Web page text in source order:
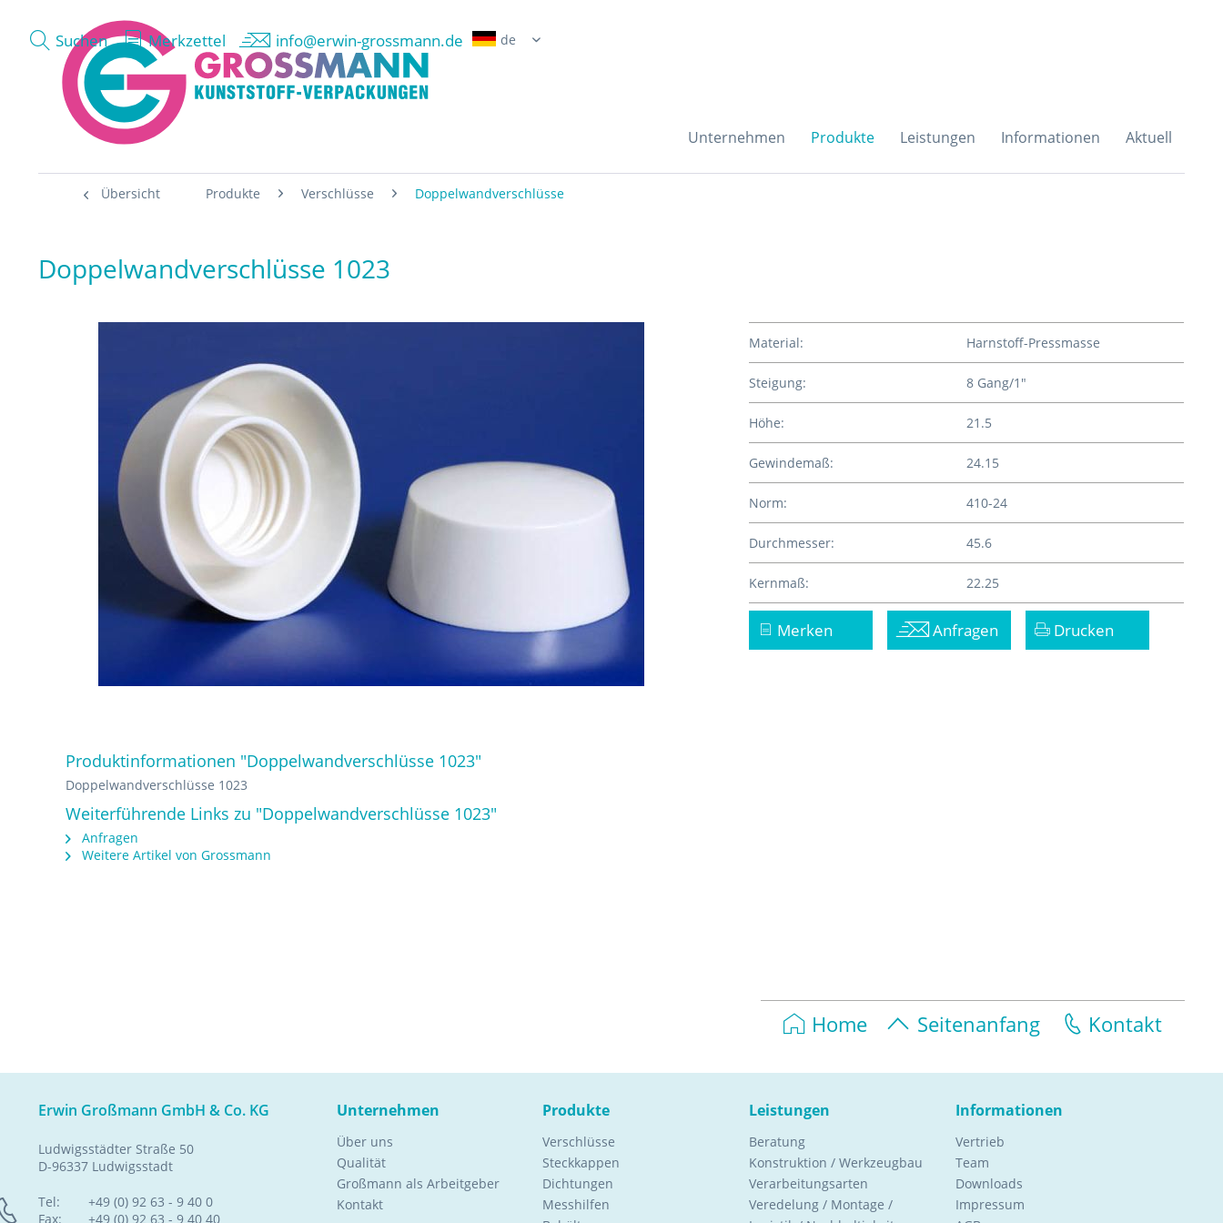
Suchen Merkzettel info@erwin-grossmann.de
Unternehmen Produkte Leistungen Informationen Aktuell
Übersicht Produkte Verschlüsse Doppelwandverschlüsse
Doppelwandverschlüsse 1023
Produktinformationen "Doppelwandverschlüsse 1023"
Doppelwandverschlüsse 1023
Weiterführende Links zu "Doppelwandverschlüsse 1023"
Anfragen
Weitere Artikel von Grossmann
Material: Harnstoff-Pressmasse
Steigung: 8 Gang/1"
Höhe: 21.5
Gewindemaß: 24.15
Norm: 410-24
Durchmesser: 45.6
Kernmaß: 22.25
Merken Anfragen Drucken
Home Seitenanfang Kontakt
Erwin Großmann GmbH & Co. KG
Ludwigsstädter Straße 50
D-96337 Ludwigsstadt
Tel:
Fax:
+49 (0) 92 63 - 9 40 0
+49 (0) 92 63 - 9 40 40
Unternehmen
Über uns
Qualität
Großmann als Arbeitgeber
Kontakt
Produkte
Verschlüsse
Steckkappen
Dichtungen
Messhilfen
Leistungen
Beratung
Konstruktion / Werkzeugbau
Verarbeitungsarten
Veredelung / Montage /
Informationen
Vertrieb
Team
Downloads
Impressum